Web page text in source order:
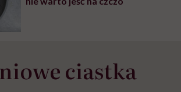
ciastka